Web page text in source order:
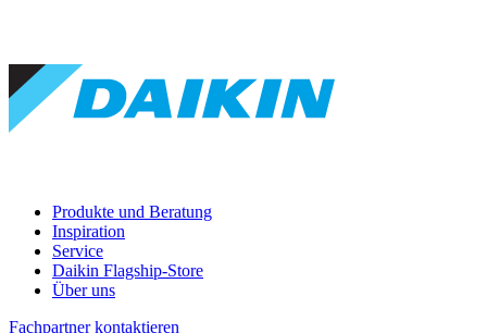
Produkte und Beratung
Inspiration
Service
Daikin Flagship-Store
Über uns
Fachpartner kontaktieren